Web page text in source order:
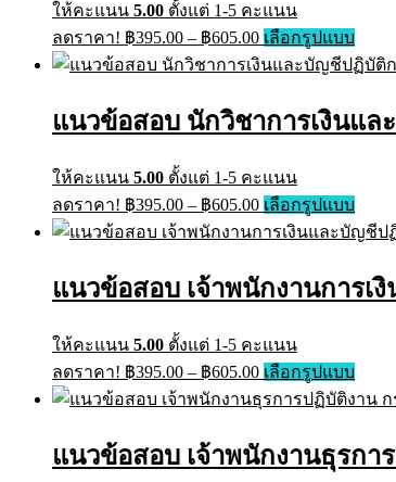
chosen
on
page
ให้คะแนน 5.00 ตั้งแต่ 1-5 คะแนน
ลดราคา! ฿395.00 – ฿605.00Price
range:
฿395.00
฿605.00
เลือกรูปแบบThis
product
has
The
chosen
on
the
page
แนวข้อสอบ นักวิชาการเงินแ
ให้คะแนน 5.00 ตั้งแต่ 1-5 คะแนน
ลดราคา! ฿395.00 – ฿605.00Price
range:
฿395.00
฿605.00
เลือกรูปแบบThis
product
has
The
chosen
on
page
แนวข้อสอบ เจ้าพนักงานการ
ให้คะแนน 5.00 ตั้งแต่ 1-5 คะแนน
ลดราคา! ฿395.00 – ฿605.00Price
range:
฿395.00
฿605.00
เลือกรูปแบบThis
product
has
The
แนวข้อสอบ เจ้าพนักงานธุรก